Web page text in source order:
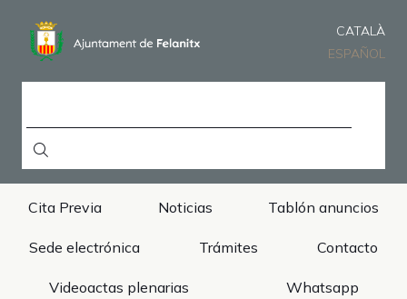
contenido
CATALÀ
ESPAÑOL
Cita Previa Noticias Tablón anuncios
Sede electrónica Trámites Contacto
Videoactas plenarias Whatsapp